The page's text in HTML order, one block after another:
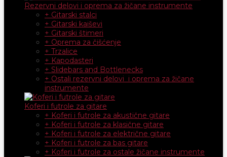
Rezervni delovi i oprema za žičane instrumente
+ Gitarski stalci
+ Gitarski kaiševi
+ Gitarski štimeri
+ Oprema za čišćenje
+ Trzalice
+ Kapodasteri
+ Slidebars and Bottlenecks
+ Ostali rezervni delovi i oprema za žičane
instrumente
Koferi i futrole za gitare
+ Koferi i futrole za akustične gitare
+ Koferi i futrole za klasične gitare
+ Koferi i futrole za električne gitare
+ Koferi i futrole za bas gitare
+ Koferi i futrole za ostale žičane instrumente